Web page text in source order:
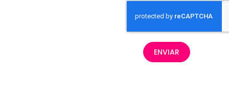
ENVIAR